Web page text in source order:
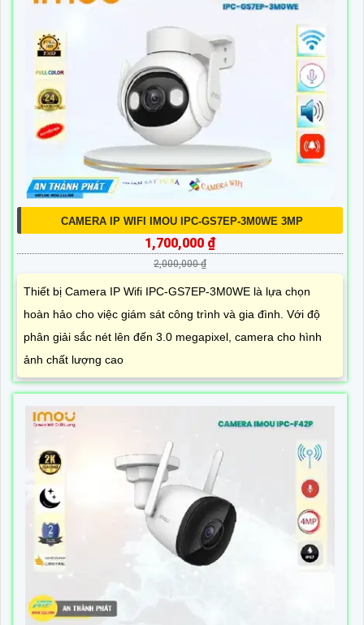
CAMERA IP WIFI IMOU IPC-GS7EP-3M0WE 3MP
1,700,000 ₫
2,000,000 ₫
Thiết bị Camera IP Wifi IPC-GS7EP-3M0WE là lựa chọn
hoàn hảo cho việc giám sát công trình và gia đình. Với độ
phân giải sắc nét lên đến 3.0 megapixel, camera cho hình
ảnh chất lượng cao